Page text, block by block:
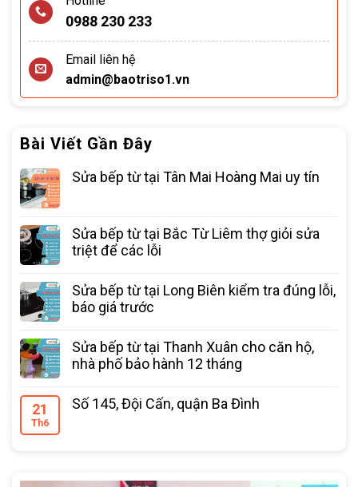
0988 230 233
Email liên hệ
admin@baotriso1.vn
Bài Viết Gần Đây
Sửa bếp từ tại Tân Mai Hoàng Mai uy tín
Sửa bếp từ tại Bắc Từ Liêm thợ giỏi sửa
triệt để các lỗi
Sửa bếp từ tại Long Biên kiểm tra đúng lỗi,
báo giá trước
Sửa bếp từ tại Thanh Xuân cho căn hộ,
nhà phố bảo hành 12 tháng
21
Th6
Số 145, Đội Cấn, quận Ba Đình